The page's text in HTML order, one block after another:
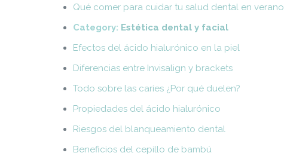
Qué comer para cuidar tu salud dental en verano
Category: Estética dental y facial
Efectos del ácido hialurónico en la piel
Diferencias entre Invisalign y brackets
Todo sobre las caries ¿Por qué duelen?
Propiedades del ácido hialurónico
Riesgos del blanqueamiento dental
Beneficios del cepillo de bambú